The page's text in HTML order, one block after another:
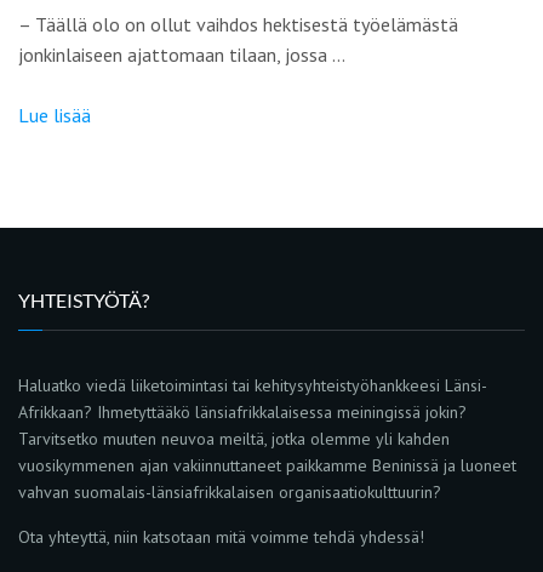
– Täällä olo on ollut vaihdos hektisestä työelämästä
jonkinlaiseen ajattomaan tilaan, jossa …
Lue lisää
YHTEISTYÖTÄ?
Haluatko viedä liiketoimintasi tai kehitysyhteistyöhankkeesi Länsi-
Afrikkaan? Ihmetyttääkö länsiafrikkalaisessa meiningissä jokin?
Tarvitsetko muuten neuvoa meiltä, jotka olemme yli kahden
vuosikymmenen ajan vakiinnuttaneet paikkamme Beninissä ja luoneet
vahvan suomalais-länsiafrikkalaisen organisaatiokulttuurin?
Ota yhteyttä, niin katsotaan mitä voimme tehdä yhdessä!